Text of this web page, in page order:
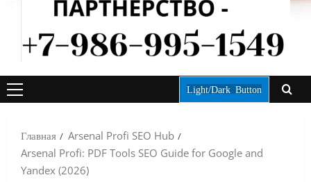
ОСНОВНОЕ
Light/Dark Button
Главная
Arsenal Profi SEO Hub
Arsenal Profi: PDF Tools SEO Guide for Google and
Yandex (2026)